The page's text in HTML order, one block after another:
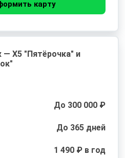
карту
— Х5 "Пятёрочка" и
До 300 000 ₽
До 365 дней
1 490 ₽ в год